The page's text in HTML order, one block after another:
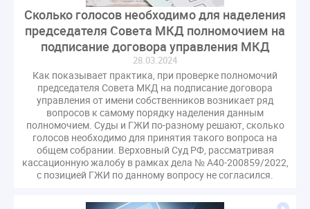
мораторий
обсуждение
оплата услуг
отчетность УК
персональные данные
реформирование ЖКХ
ВЦИОМ
ГИС ЖКС
ГПК РФ ГУО
Геллер
Государственная дума
Дезинфекция
Дума
Законопроект Минстрой
Законопроект Пахомов Кошелев
Законопроект теплоснабжение ответственность
Законотворчество
Заседание
ИПУ
Сколько голосов необходимо для наделения
председателя Совета МКД полномочием на
подписание договора управления МКД
28.03.2024
Как показывает практика, при проверке полномочий
председателя Совета МКД на подписание договора
управления от имени собственников возникает ряд
вопросов к самому порядку наделения данным
полномочием. Суды и ГЖИ по-разному решают, сколько
голосов необходимо для принятия такого вопроса на
общем собрании. Верховный Суд РФ, рассматривая
кассационную жалобу в рамках дела № А40-200859/2022,
с позицией ГЖИ по данному вопросу не согласился.